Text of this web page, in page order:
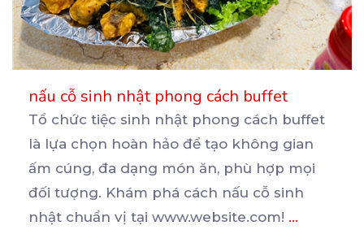
nấu cỗ sinh nhật phong cách buffet
Tổ chức tiệc sinh nhật phong cách buffet
là lựa chọn hoàn hảo để tạo không gian
ấm cúng, đa dạng món ăn, phù hợp mọi
đối tượng. Khám phá cách nấu cỗ sinh
nhật chuẩn vị tại www.website.com! ...